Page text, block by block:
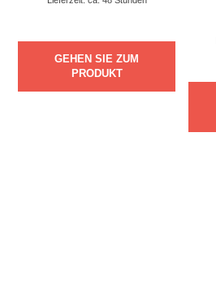
GEHEN SIE ZUM
PRODUKT